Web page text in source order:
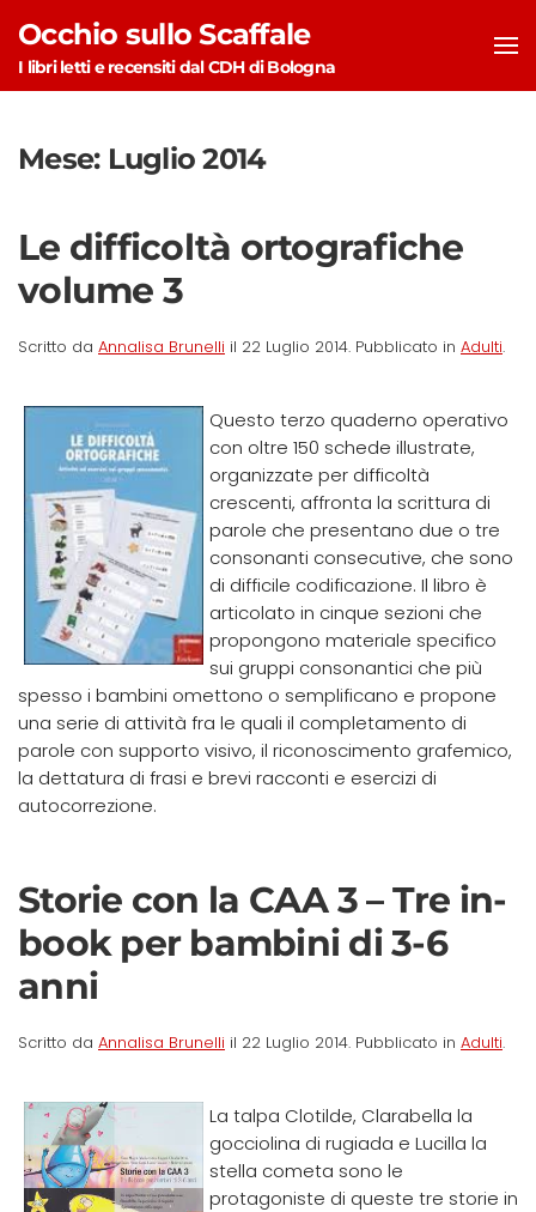
Skip to main content
Occhio sullo Scaffale
I libri letti e recensiti dal CDH di Bologna
Mese: Luglio 2014
Le difficoltà ortografiche
volume 3
Scritto da Annalisa Brunelli il 22 Luglio 2014. Pubblicato in Adulti.
Questo terzo quaderno operativo
con oltre 150 schede illustrate,
organizzate per difficoltà
crescenti, affronta la scrittura di
parole che presentano due o tre
consonanti consecutive, che sono
di difficile codificazione. Il libro è
articolato in cinque sezioni che
propongono materiale specifico
sui gruppi consonantici che più
spesso i bambini omettono o semplificano e propone
una serie di attività fra le quali il completamento di
parole con supporto visivo, il riconoscimento grafemico,
la dettatura di frasi e brevi racconti e esercizi di
autocorrezione.
Storie con la CAA 3 – Tre in-
book per bambini di 3-6
anni
Scritto da Annalisa Brunelli il 22 Luglio 2014. Pubblicato in Adulti.
La talpa Clotilde, Clarabella la
gocciolina di rugiada e Lucilla la
stella cometa sono le
protagoniste di queste tre storie in